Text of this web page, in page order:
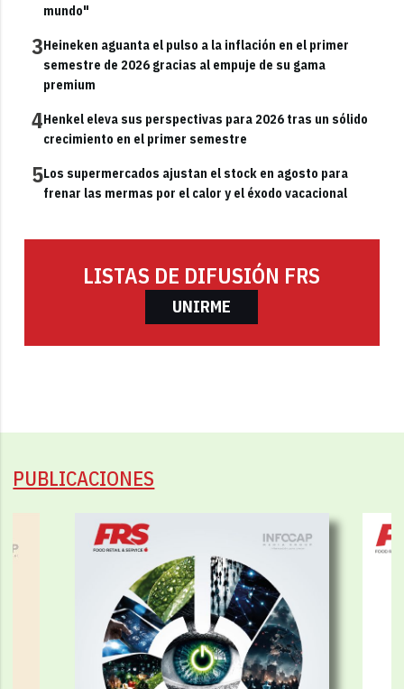
mundo"
3Heineken aguanta el pulso a la inflación en el primer
semestre de 2026 gracias al empuje de su gama
premium
4Henkel eleva sus perspectivas para 2026 tras un sólido
crecimiento en el primer semestre
5Los supermercados ajustan el stock en agosto para
frenar las mermas por el calor y el éxodo vacacional
LISTAS DE DIFUSIÓN FRS
UNIRME
PUBLICACIONES